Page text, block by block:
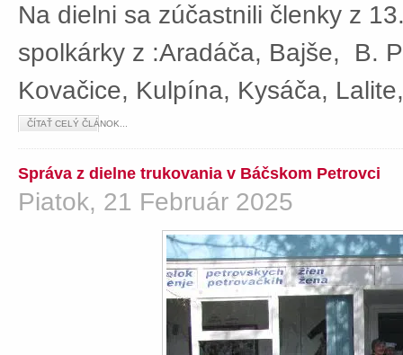
Na dielni sa zúčastnili členky z
spolkárky z :Aradáča, Bajše, B.
Kovačice, Kulpína, Kysáča,
ČÍTAŤ CELÝ ČLÁNOK...
Správa z dielne trukovania v Báčskom Petrovci
Piatok, 21 Február 2025